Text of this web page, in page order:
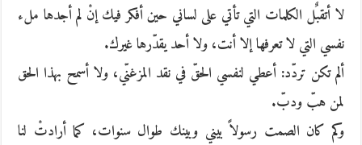
لا أتقبٌل الكلمات التي تأتي على لساني حين أفكر فيك إنْ لم أجدها ملء
نفسي التي لا تعرفها إلا أنت، ولا أحد يقدّرها غيرك.
ألم تكن تردّد: أعطي لنفسي الحقّ في نقد المزغنّي، ولا أسمح بهذا الحق
لمن هبّ ودبّ.
وكم كان الصمت رسولاً بيني وبينك طوال سنوات، كما أرادتْ لنا